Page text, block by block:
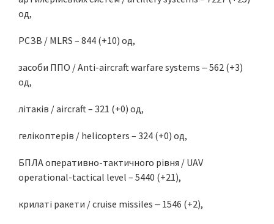
од,
РСЗВ / MLRS – 844 (+10) од,
засоби ППО / Anti-aircraft warfare systems ‒ 562 (+3)
од,
літаків / aircraft – 321 (+0) од,
гелікоптерів / helicopters – 324 (+0) од,
БПЛА оперативно-тактичного рівня / UAV
operational-tactical level – 5440 (+21),
крилаті ракети / cruise missiles ‒ 1546 (+2),